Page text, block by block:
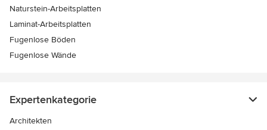
Naturstein-Arbeitsplatten
Laminat-Arbeitsplatten
Fugenlose Böden
Fugenlose Wände
Expertenkategorie
Architekten